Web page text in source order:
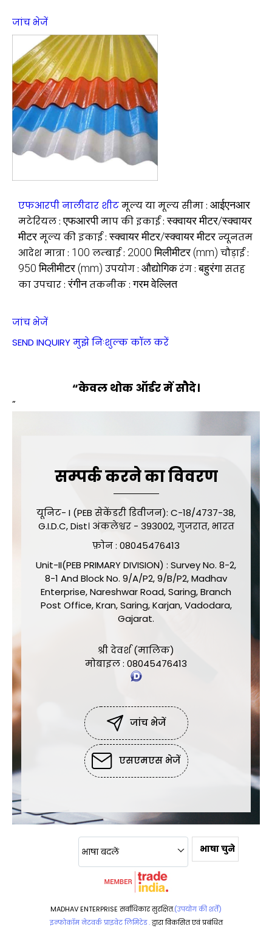
जांच भेजें
एफआरपी नालीदार शीटमूल्य या मूल्य सीमा : आईएनआर
मटेरियल :एफआरपीमाप की इकाई :स्क्वायर मीटर/स्क्वायर
मीटरमूल्य की इकाई :स्क्वायर मीटर/स्क्वायर मीटरन्यूनतम
आदेश मात्रा : 100 लम्बाई : 2000 मिलीमीटर (mm) चौड़ाई :
950 मिलीमीटर (mm) उपयोग : औद्योगिकरंग :बहुरंगासतह
का उपचार :रंगीनतकनीक :गरम वेल्लित
जांच भेजें
SEND INQUIRYमुझे निःशुल्क कॉल करें
“केवल थोक ऑर्डर में सौदे।
”
सम्पर्क करने का विवरण
यूनिट- I (PEB सेकेंडरी डिवीजन): C-18/4737-38,
G.I.D.C, Dist। अंकलेश्वर - 393002, गुजरात, भारत
फ़ोन : 08045476413
Unit-II(PEB PRIMARY DIVISION) : Survey No. 8-2,
8-1 And Block No. 9/A/P2, 9/B/P2, Madhav
Enterprise, Nareshwar Road, Saring, Branch
Post Office, Kran, Saring, Karjan, Vadodara,
Gajarat.
श्री देवर्श(मालिक)
मोबाइल : 08045476413
जांच भेजें
एसएमएस भेजें
MADHAV ENTERPRISE सर्वाधिकार सुरक्षित.(उपयोग की शर्तें)
इन्फोकॉम नेटवर्क प्राइवेट लिमिटेड .द्वारा विकसित एवं प्रबंधित
भाषा बदलें भाषा चुने